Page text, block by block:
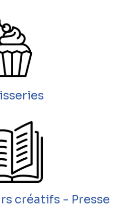
créatifs - Presse